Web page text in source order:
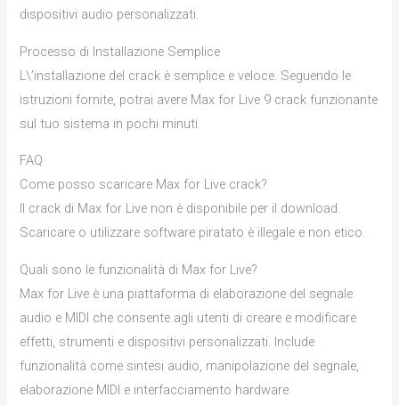
dispositivi audio personalizzati.
Processo di Installazione Semplice
L\’installazione del crack è semplice e veloce. Seguendo le
istruzioni fornite, potrai avere Max for Live 9 crack funzionante
sul tuo sistema in pochi minuti.
FAQ
Come posso scaricare Max for Live crack?
Il crack di Max for Live non è disponibile per il download.
Scaricare o utilizzare software piratato è illegale e non etico.
Quali sono le funzionalità di Max for Live?
Max for Live è una piattaforma di elaborazione del segnale
audio e MIDI che consente agli utenti di creare e modificare
effetti, strumenti e dispositivi personalizzati. Include
funzionalità come sintesi audio, manipolazione del segnale,
elaborazione MIDI e interfacciamento hardware.